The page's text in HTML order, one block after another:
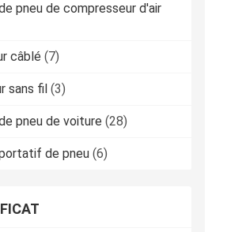
pneu de compresseur d'air
câblé (7)
sans fil (3)
pneu de voiture (28)
de pneu (6)